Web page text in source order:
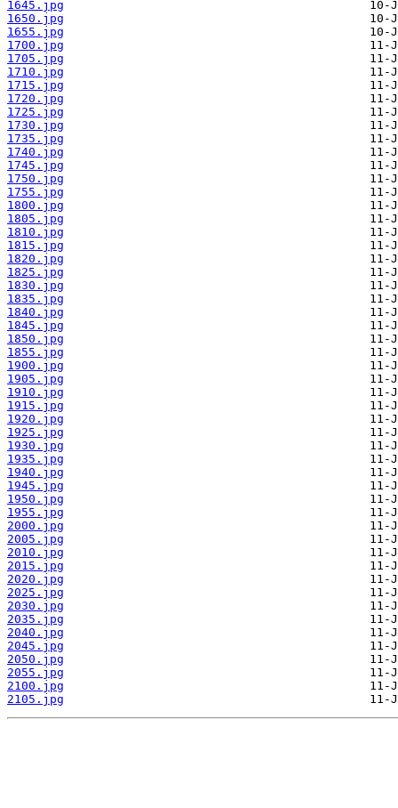
1645.jpg
1650.jpg
1655.jpg
1700.jpg
1705.jpg
1710.jpg
1715.jpg
1720.jpg
1725.jpg
1730.jpg
1735.jpg
1740.jpg
1745.jpg
1750.jpg
1755.jpg
1800.jpg
1805.jpg
1810.jpg
1815.jpg
1820.jpg
1825.jpg
1830.jpg
1835.jpg
1840.jpg
1845.jpg
1850.jpg
1855.jpg
1900.jpg
1905.jpg
1910.jpg
1915.jpg
1920.jpg
1925.jpg
1930.jpg
1935.jpg
1940.jpg
1945.jpg
1950.jpg
1955.jpg
2000.jpg
2005.jpg
2010.jpg
2015.jpg
2020.jpg
2025.jpg
2030.jpg
2035.jpg
2040.jpg
2045.jpg
2050.jpg
2055.jpg
2100.jpg
2105.jpg